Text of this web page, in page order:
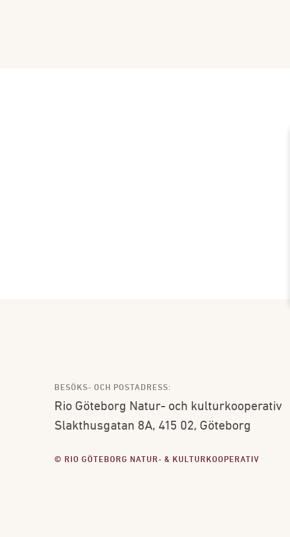
BESÖKS- OCH POSTADRESS:
Rio Göteborg Natur- och kulturkooperativ
Slakthusgatan 8A, 415 02, Göteborg
© RIO GÖTEBORG NATUR- & KULTURKOOPERATIV